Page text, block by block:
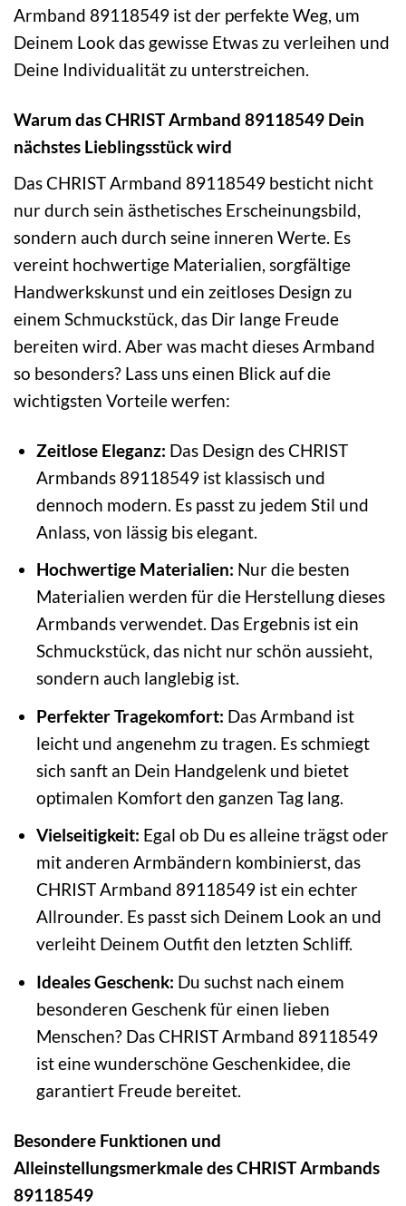
Armband 89118549 ist der perfekte Weg, um
Deinem Look das gewisse Etwas zu verleihen und
Deine Individualität zu unterstreichen.
Warum das CHRIST Armband 89118549 Dein
nächstes Lieblingsstück wird
Das CHRIST Armband 89118549 besticht nicht
nur durch sein ästhetisches Erscheinungsbild,
sondern auch durch seine inneren Werte. Es
vereint hochwertige Materialien, sorgfältige
Handwerkskunst und ein zeitloses Design zu
einem Schmuckstück, das Dir lange Freude
bereiten wird. Aber was macht dieses Armband
so besonders? Lass uns einen Blick auf die
wichtigsten Vorteile werfen:
Zeitlose Eleganz: Das Design des CHRIST
Armbands 89118549 ist klassisch und
dennoch modern. Es passt zu jedem Stil und
Anlass, von lässig bis elegant.
Hochwertige Materialien: Nur die besten
Materialien werden für die Herstellung dieses
Armbands verwendet. Das Ergebnis ist ein
Schmuckstück, das nicht nur schön aussieht,
sondern auch langlebig ist.
Perfekter Tragekomfort: Das Armband ist
leicht und angenehm zu tragen. Es schmiegt
sich sanft an Dein Handgelenk und bietet
optimalen Komfort den ganzen Tag lang.
Vielseitigkeit: Egal ob Du es alleine trägst oder
mit anderen Armbändern kombinierst, das
CHRIST Armband 89118549 ist ein echter
Allrounder. Es passt sich Deinem Look an und
verleiht Deinem Outfit den letzten Schliff.
Ideales Geschenk: Du suchst nach einem
besonderen Geschenk für einen lieben
Menschen? Das CHRIST Armband 89118549
ist eine wunderschöne Geschenkidee, die
garantiert Freude bereitet.
Besondere Funktionen und
Alleinstellungsmerkmale des CHRIST Armbands
89118549